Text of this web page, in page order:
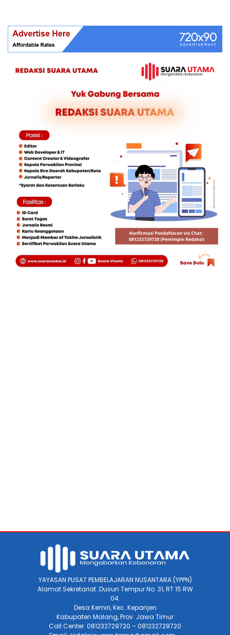
YAYASAN PUSAT PEMBELAJARAN NUSANTARA (YPPN)
Alamat Sekretariat :Dusun Tempur No. 31, RT 15 RW
04.
Desa Kemiri, Kec. Kepanjen
Kabupaten Malang, Prov. Jawa Timur
Call Center: 081232729720 – 081232729720